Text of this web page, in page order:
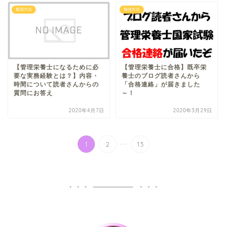
勉強方法
【管理栄養士になるために必
要な実務経験とは？】内容・
時間について読者さんからの
質問にお答え
2020年4月7日
勉強方法
【管理栄養士に合格】既卒栄
養士のブログ読者さんから
「合格連絡」が届きました
～！
2020年3月29日
1 2 ... 13